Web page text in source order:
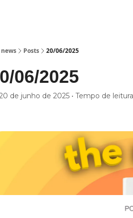
Posts 20/06/2025
06/2025
de junho de 2025 • Tempo de